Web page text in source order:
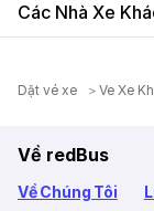
Các Nhà Xe
Dặt vé xe Ve Xe
Về redBus
Về Chúng Tôi